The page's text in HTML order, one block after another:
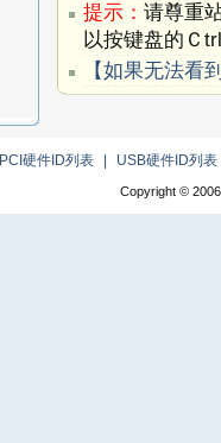
提示： 请尊重
以按键盘的Ｃ
【如果无法看
PCI硬件ID列表 USB硬件ID列表
Copyright ©